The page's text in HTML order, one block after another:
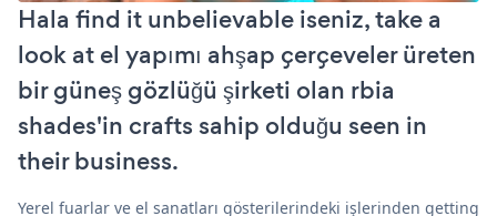
Hala find it unbelievable iseniz, take a
look at el yapımı ahşap çerçeveler üreten
bir güneş gözlüğü şirketi olan rbia
shades'in crafts sahip olduğu seen in
their business.
Yerel fuarlar ve el sanatları gösterilerindeki işlerinden getting